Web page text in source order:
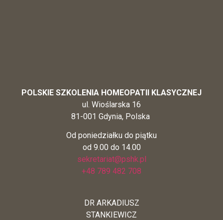
POLSKIE SZKOLENIA HOMEOPATII KLASYCZNEJ
ul. Wioślarska 16
81-001 Gdynia, Polska
Od poniedziałku do piątku
od 9.00 do 14.00
sekretariat@pshk.pl
+48 789 482 708
DR ARKADIUSZ
STANKIEWICZ